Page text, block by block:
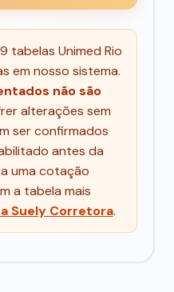
tabelas Unimed Rio
em nosso sistema.
não são
alterações sem
ser confirmados
antes da
uma cotação
a tabela mais
Suely Corretora.